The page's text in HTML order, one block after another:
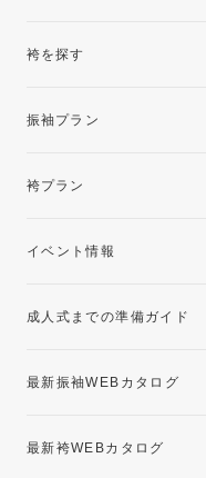
袴を探す
振袖プラン
レンタルプラン
袴プラン
卒業袴レンタルプラン
イベント情報
成人式までの準備ガイド
最新振袖WEBカタログ
最新袴WEBカタログ